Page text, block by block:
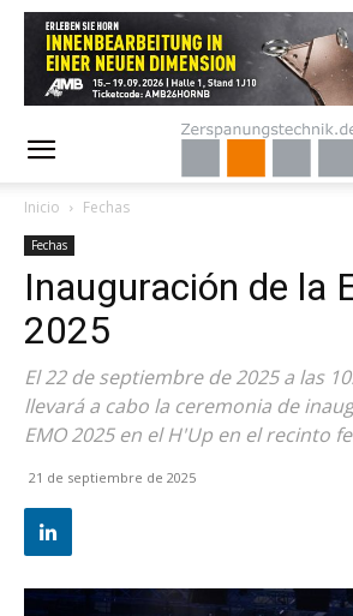
Inicio Fechas
Fechas
Inauguración de la
2025
El 22 de septiembre de 2025 a las
llevará a cabo la ceremonia de
EMO 2025 en el H'Up en el recinto
21 de septiembre de 2025